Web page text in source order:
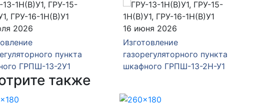
2026
пункта
ГРПШ-13-2У1
16 июня 2026
Изготовление
газорегуляторного пункта
шкафного ГРПШ-13-2Н-У1
также